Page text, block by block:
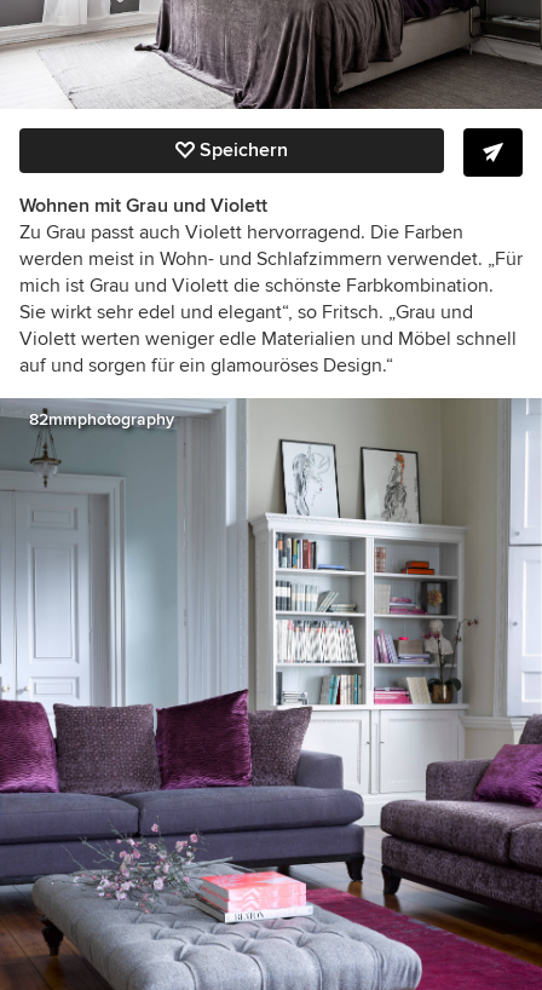
Speichern
Wohnen mit Grau und Violett
Zu Grau passt auch Violett hervorragend. Die Farben
werden meist in Wohn- und Schlafzimmern verwendet. „Für
mich ist Grau und Violett die schönste Farbkombination.
Sie wirkt sehr edel und elegant“, so Fritsch. „Grau und
Violett werten weniger edle Materialien und Möbel schnell
auf und sorgen für ein glamouröses Design.“
82mmphotography